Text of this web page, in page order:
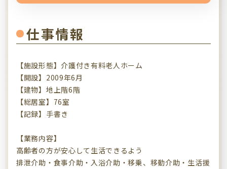
仕事情報
【施設形態】介護付き有料老人ホーム
【開設】2009年6月
【建物】地上階6階
【総居室】76室
【記録】手書き
【業務内容】
高齢者の方が安心して生活できるよう
排泄介助・食事介助・入浴介助・移乗、移動介助・生活援